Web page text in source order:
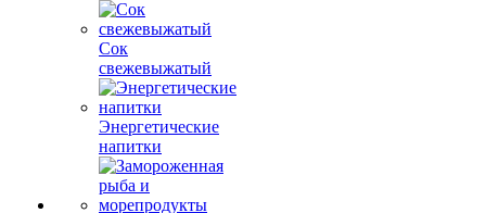
Сок
свежевыжатый
Энергетические
напитки